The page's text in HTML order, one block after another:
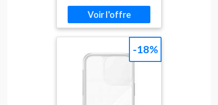
complète, offrant une
protection accrue à votre
smartphoneCoque en
composite TPU durable
polycarbonate très
les accessoires de montage
-18%